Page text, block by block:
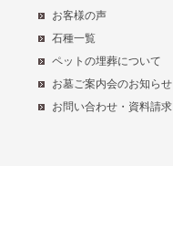
お客様の声
石種一覧
ペットの埋葬について
お墓ご案内会のお知らせ
お問い合わせ・資料請求